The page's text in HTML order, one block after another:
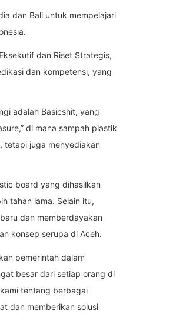
dan Bali untuk mempelajari
dan Riset Strategis,
dan kompetensi, yang
adalah Basicshit, yang
di mana sampah plastik
tetapi juga menyediakan
board yang dihasilkan
tahan lama. Selain itu,
dan memberdayakan
konsep serupa di Aceh.
pemerintah dalam
besar dari setiap orang di
tentang berbagai
dan memberikan solusi